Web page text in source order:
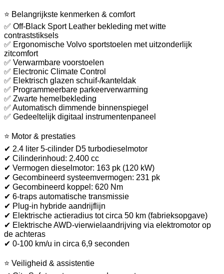
⭐ Belangrijkste kenmerken & comfort
✅ Off-Black Sport Leather bekleding met witte
contraststiksels
✅ Ergonomische Volvo sportstoelen met uitzonderlijk
zitcomfort
✅ Verwarmbare voorstoelen
✅ Electronic Climate Control
✅ Elektrisch glazen schuif-/kanteldak
✅ Programmeerbare parkeerverwarming
✅ Zwarte hemelbekleding
✅ Automatisch dimmende binnenspiegel
✅ Gedeeltelijk digitaal instrumentenpaneel
⭐ Motor & prestaties
✔ 2.4 liter 5-cilinder D5 turbodieselmotor
✔ Cilinderinhoud: 2.400 cc
✔ Vermogen dieselmotor: 163 pk (120 kW)
✔ Gecombineerd systeemvermogen: 231 pk
✔ Gecombineerd koppel: 620 Nm
✔ 6-traps automatische transmissie
✔ Plug-in hybride aandrijflijn
✔ Elektrische actieradius tot circa 50 km (fabrieksopgave)
✔ Elektrische AWD-vierwielaandrijving via elektromotor op
de achteras
✔ 0-100 km/u in circa 6,9 seconden
⭐ Veiligheid & assistentie